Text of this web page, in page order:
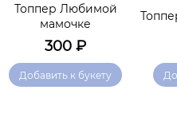
Топпер Любимой
мамочке
300 ₽
Добавить к букету